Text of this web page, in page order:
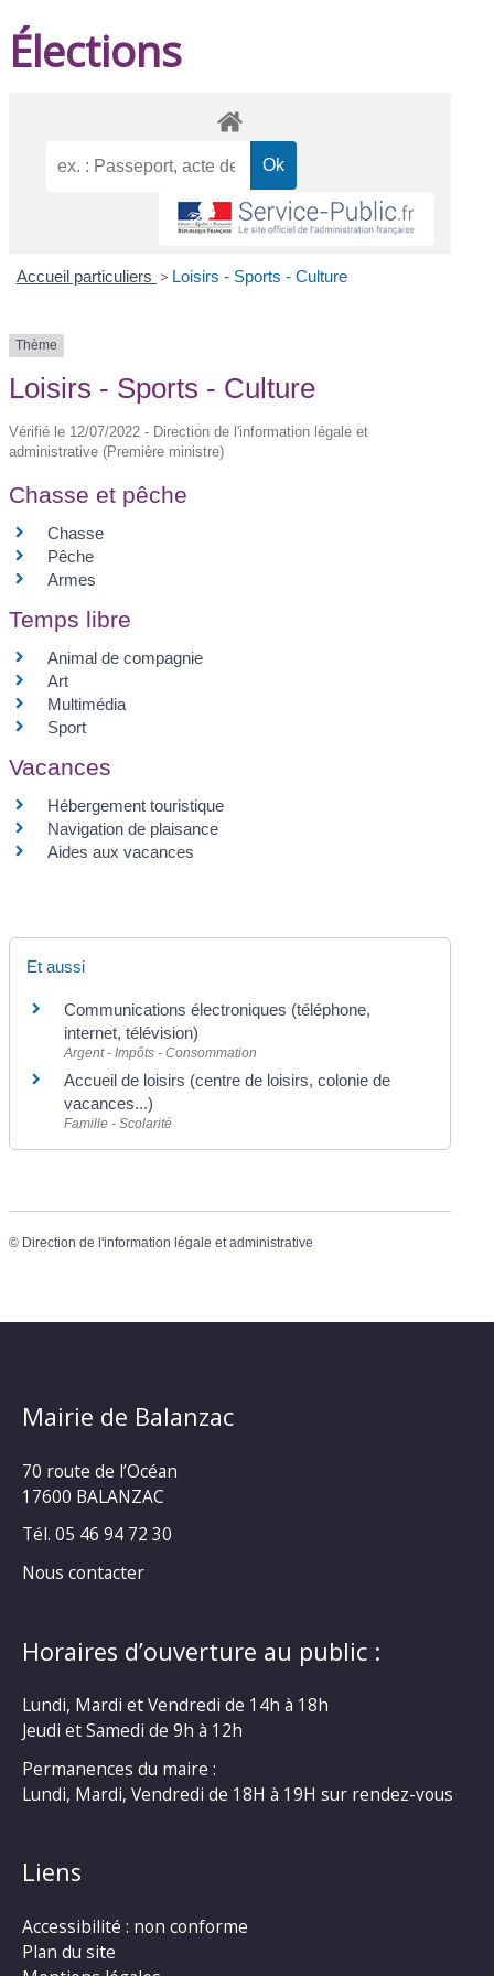
Élections
Accueil particuliers > Loisirs - Sports - Culture
Thème
Loisirs - Sports - Culture
Vérifié le 12/07/2022 - Direction de l'information légale et
administrative (Première ministre)
Chasse et pêche
Chasse
Pêche
Armes
Temps libre
Animal de compagnie
Art
Multimédia
Sport
Vacances
Hébergement touristique
Navigation de plaisance
Aides aux vacances
Et aussi
Communications électroniques (téléphone,
internet, télévision)
Argent - Impôts - Consommation
Accueil de loisirs (centre de loisirs, colonie de
vacances...)
Famille - Scolarité
© Direction de l'information légale et administrative
Mairie de Balanzac
70 route de l’Océan
17600 BALANZAC
Tél. 05 46 94 72 30
Nous contacter
Horaires d’ouverture au public :
Lundi, Mardi et Vendredi de 14h à 18h
Jeudi et Samedi de 9h à 12h
Permanences du maire :
Lundi, Mardi, Vendredi de 18H à 19H sur rendez-vous
Liens
Accessibilité : non conforme
Plan du site